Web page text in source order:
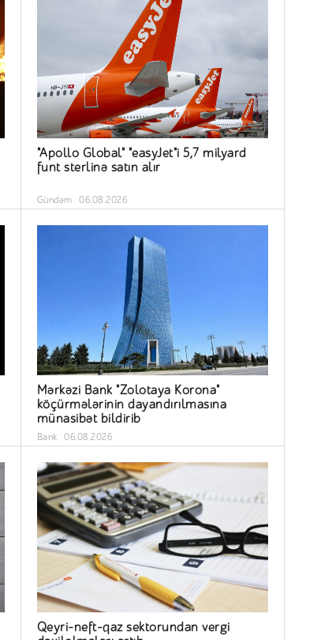
"Apollo Global" "easyJet"i 5,7 milyard
funt sterlinə satın alır
Gündəm 06.08.2026
Mərkəzi Bank "Zolotaya Korona"
köçürmələrinin dayandırılmasına
münasibət bildirib
Bank 06.08.2026
Qeyri-neft-qaz sektorundan vergi